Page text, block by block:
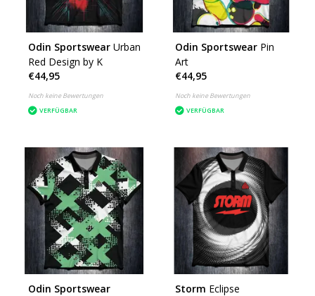
Odin Sportswear Urban
Red Design by K
€44,95
Noch keine Bewertungen
VERFÜGBAR
Odin Sportswear Pin
Art
€44,95
Noch keine Bewertungen
VERFÜGBAR
Odin Sportswear
Storm Eclipse